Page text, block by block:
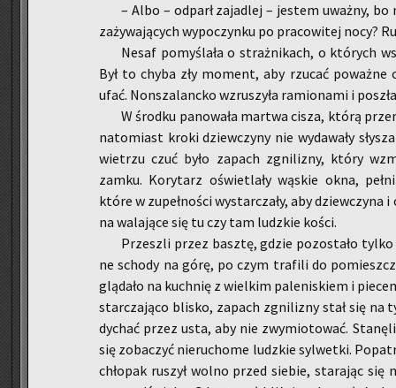
– Albo – od­parł za­ja­dlej – je­stem uważ­ny, bo
za­ży­wa­ją­cych wy­po­czyn­ku po pra­co­wi­tej nocy?
Nesaf po­my­śla­ła o straż­ni­kach, o któ­rych
Był to chyba zły mo­ment, aby rzu­cać
ufać. Non­sza­lanc­ko wzru­szy­ła ra­mio­na­mi i
W środ­ku pa­no­wa­ła mar­twa cisza, którą
na­to­miast kroki dziew­czy­ny nie wy­da­wa­ły
wie­trzu czuć było za­pach zgni­li­zny, który
zamku. Ko­ry­tarz oświe­tla­ły wą­skie okna,
które w zu­peł­no­ści wy­star­cza­ły, aby dziew­czy­na
na wa­la­ją­ce się tu czy tam ludz­kie kości.
Prze­szli przez basz­tę, gdzie po­zo­sta­ło
ne scho­dy na górę, po czym tra­fi­li do
glą­da­ło na kuch­nię z wiel­kim pa­le­ni­skiem i
star­cza­ją­co bli­sko, za­pach zgni­li­zny stał się na
dy­chać przez usta, aby nie zwy­mio­to­wać.
się zo­ba­czyć nie­ru­cho­me ludz­kie syl­wet­ki.
chło­pak ru­szył wolno przed sie­bie, sta­ra­jąc